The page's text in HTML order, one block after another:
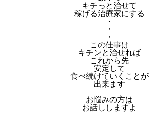
キチっと治せて
稼げる治療家にする
・
・
・
この仕事は
キチンと治せれば
これから先
安定して
食べ続けていくことが
出来ます
お悩みの方は
お話ししますよ